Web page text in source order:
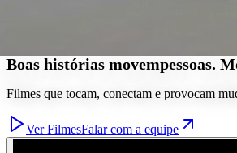
Boas histórias movempessoas.
Filmes que tocam, conectam e provocam
Ver FilmesFalar com a equipe